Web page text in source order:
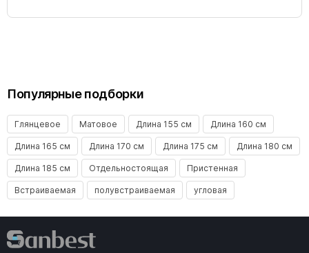
Популярные подборки
Глянцевое Матовое Длина 155 см Длина 160 см
Длина 165 см Длина 170 см Длина 175 см Длина 180 см
Длина 185 см Отдельностоящая Пристенная
Встраиваемая полувстраиваемая угловая